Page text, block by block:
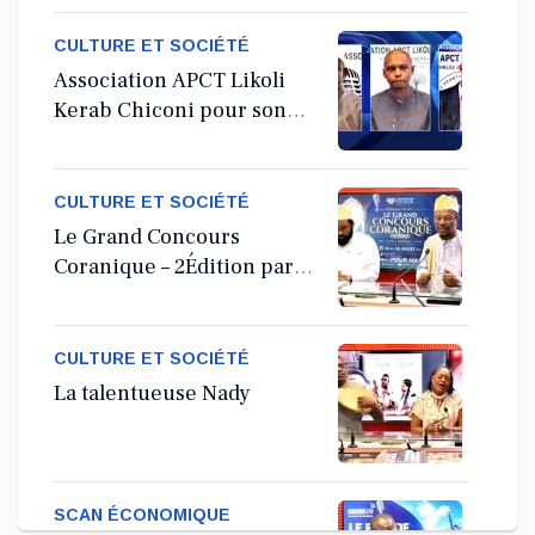
CULTURE ET SOCIÉTÉ
Association APCT Likoli
Kerab Chiconi pour son
Ordinaire
CULTURE ET SOCIÉTÉ
Le Grand Concours
Coranique – 2Édition par
Cour'an
CULTURE ET SOCIÉTÉ
La talentueuse Nady
SCAN ÉCONOMIQUE